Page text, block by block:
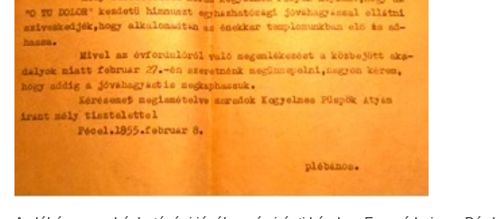
HD 1972. év
HD 1973. év
HD 1974. év
HD 1975. év